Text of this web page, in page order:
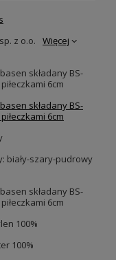
z o.o. Więcej
składany BS-
piłeczkami 6cm
składany BS-
piłeczkami 6cm
biały-szary-pudrowy
składany BS-
piłeczkami 6cm
100%
100%